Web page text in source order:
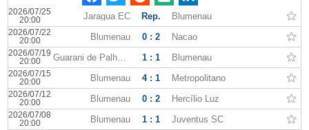
2026/07/25
20:00
Jaragua EC Rep. Blumenau
2026/07/22
20:00
Blumenau 0 : 2 Nacao
2026/07/19
20:00
Guarani de Palhoca 1 : 1 Blumenau
2026/07/15
20:00
Blumenau 4 : 1 Metropolitano
2026/07/12
20:00
Blumenau 0 : 2 Hercílio Luz
2026/07/08
20:00
Blumenau 1 : 1 Juventus SC